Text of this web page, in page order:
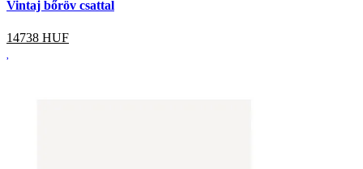
Vintaj bőröv csattal
14738 HUF